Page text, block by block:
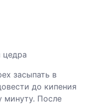
цедра
засыпать в
до кипения
минуту. После